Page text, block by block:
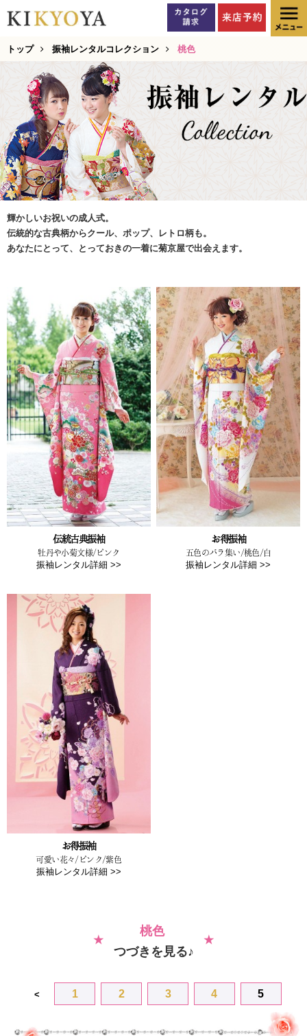
トップ 振袖レンタルコレクション 桃色
輝かしいお祝いの成人式。
伝統的な古典柄からクール、ポップ、レトロ柄も。
あなたにとって、とっておきの一着に菊京屋で出会えます。
伝統古典振袖
牡丹や小菊文様/ピンク
振袖レンタル詳細 >>
お得振袖
五色のバラ集い/桃色/白
振袖レンタル詳細 >>
お得振袖
可愛い花々/ピンク/紫色
振袖レンタル詳細 >>
桃色
つづきを見る♪
< 1 2 3 4 5